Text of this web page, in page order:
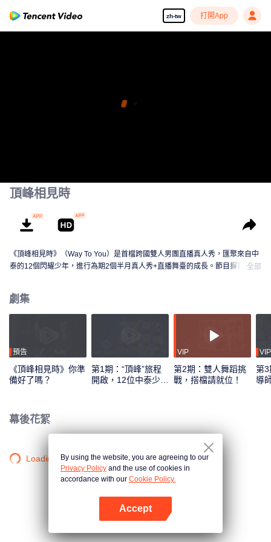
zh-tw 打開App
頂峰相見時
《頂峰相見時》（Way To You）是首檔跨國雙人男團直播真人秀，匯聚來自中
泰的12個閃耀少年，進行為期2個半月真人秀+直播舞臺的成長。節目摒棄傳統
將在全球舞臺上閃耀出道。
全部
劇集
預告
《頂峰相見時》你準
備好了嗎？
第1期：“頂峰”旅程
開啟，12位中泰少年
VIP
第2期：雙人舞蹈挑
戰，搭檔請就位！
VIP
第3
導
幕後花絮
Loading…By using the website, you are agreeing to our
Privacy Policy and the use of cookies in
accordance with our Cookie Policy.
Accept